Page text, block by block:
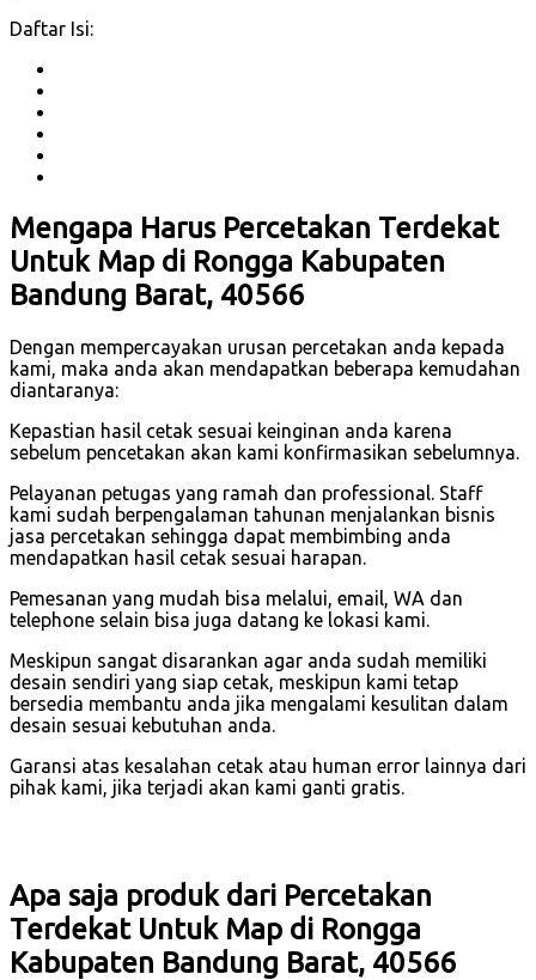
Daftar Isi:
Mengapa Harus Percetakan Terdekat
Untuk Map di Rongga Kabupaten
Bandung Barat, 40566
Dengan mempercayakan urusan percetakan anda kepada
kami, maka anda akan mendapatkan beberapa kemudahan
diantaranya:
Kepastian hasil cetak sesuai keinginan anda karena
sebelum pencetakan akan kami konfirmasikan sebelumnya.
Pelayanan petugas yang ramah dan professional. Staff
kami sudah berpengalaman tahunan menjalankan bisnis
jasa percetakan sehingga dapat membimbing anda
mendapatkan hasil cetak sesuai harapan.
Pemesanan yang mudah bisa melalui, email, WA dan
telephone selain bisa juga datang ke lokasi kami.
Meskipun sangat disarankan agar anda sudah memiliki
desain sendiri yang siap cetak, meskipun kami tetap
bersedia membantu anda jika mengalami kesulitan dalam
desain sesuai kebutuhan anda.
Garansi atas kesalahan cetak atau human error lainnya dari
pihak kami, jika terjadi akan kami ganti gratis.
Apa saja produk dari Percetakan
Terdekat Untuk Map di Rongga
Kabupaten Bandung Barat, 40566